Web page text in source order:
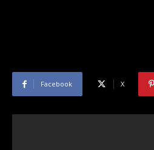
Facebook X